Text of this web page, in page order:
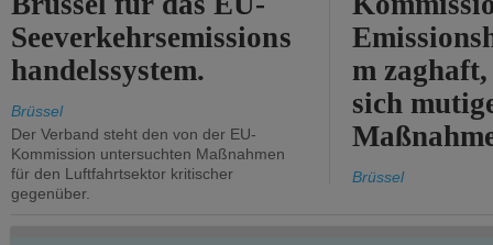
Seeverkehrsemissions
handelssystem.
Brüssel
Der Verband steht den von der EU-
Kommission untersuchten Maßnahmen
für den Luftfahrtsektor kritischer
gegenüber.
m
sich
Brüssel